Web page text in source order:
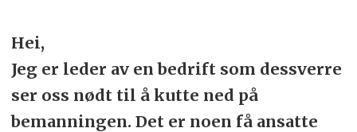
Hei,
Jeg er leder av en bedrift som dessverre
ser oss nødt til å kutte ned på
bemanningen. Det er noen få ansatte